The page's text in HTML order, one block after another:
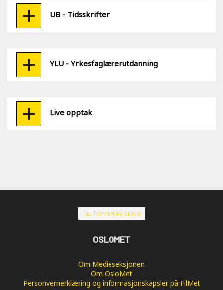
UB - Tidsskrifter
YLU - Yrkesfaglærerutdanning
Live opptak
TIL TOPPEN AV SIDEN
OSLOMET
Om Medieseksjonen
Om OsloMet
Personvernerklæring og informasjonskapsler på FilMet